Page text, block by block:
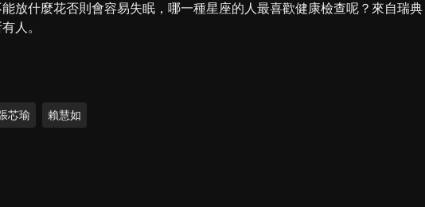
放什麼花否則會容易失眠，哪一種星座的人最喜歡健康檢查呢？來自瑞典
人。
芯瑜 賴慧如